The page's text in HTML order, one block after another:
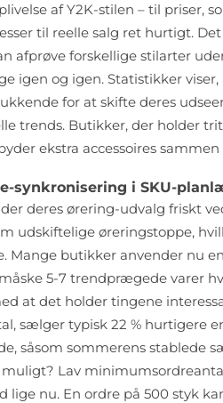
af Y2K-stilen – til priser,
til reelle salg ret hurtigt.
afprøve forskellige stilarter
igen og igen. Statistikker
for at skifte deres
trends. Butikker, der holder
ekstra accessoires
synkronisering i SKU-
deres ørering-udvalg friskt
udskiftelige øreringstoppe,
Mange butikker anvender nu
måske 5-7 trendprægede varer
at det holder tingene
sælger typisk 22 % hurtigere
såsom sommerens stablede
muligt? Lav
lige nu. En ordre på 500 styk